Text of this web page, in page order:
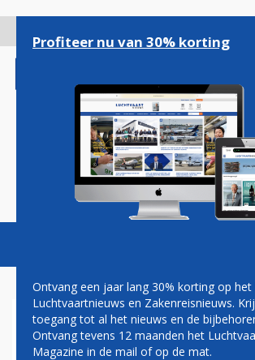
gaan
Magazine Podcasts
REPUBLIC
Profiteer nu van 30% korting
Ontvang een jaar lang 30% korting op het
Luchtvaartnieuws en Zakenreisnieuws.
toegang tot al het nieuws en de
Ontvang tevens 12 maanden het
Magazine in de mail of op de mat.